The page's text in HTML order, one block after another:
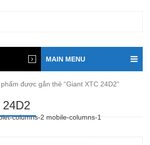
MAIN MENU
được gắn thẻ “Giant XTC 24D2”
columns-2 mobile-columns-1